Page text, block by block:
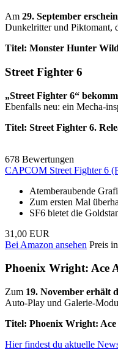
Am 29. September
Dunkelritter und Piktomant,
Titel: Monster Hunter
Street Fighter 6
„Street Fighter 6“
Ebenfalls neu: ein Mecha-
Titel: Street Fighter 6.
678 Bewertungen
CAPCOM Street Fighter 6
Atemberaubende
Zum ersten Mal
SF6 bietet die
31,00 EUR
Bei Amazon ansehen Preis
Phoenix Wright: Ace
Zum 19. November erhält
Auto-Play und Galerie-
Titel: Phoenix Wright: Ace
Hier findest du aktuelle